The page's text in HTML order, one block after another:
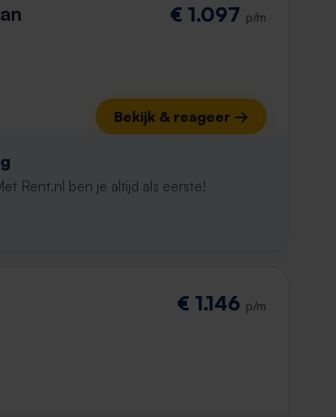
€ 1.097 p/m
Bekijk & reageer →
Rent.nl ben je altijd als eerste!
€ 1.146 p/m